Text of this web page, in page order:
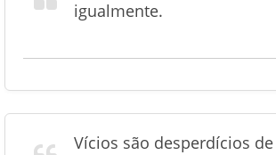
igualmente.
Vícios são desperdícios